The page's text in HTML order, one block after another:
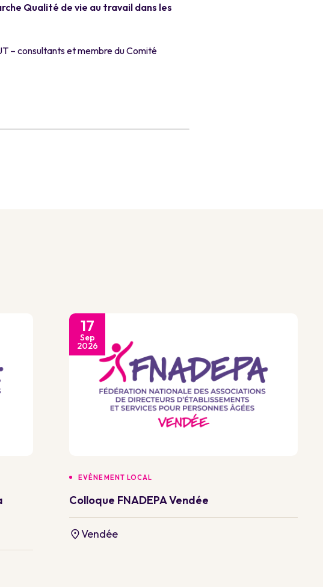
Qualité de vie au travail dans les
– consultants et membre du Comité
17
Sep
2026
EVÈNEMENT LOCAL
Colloque FNADEPA Vendée
Vendée